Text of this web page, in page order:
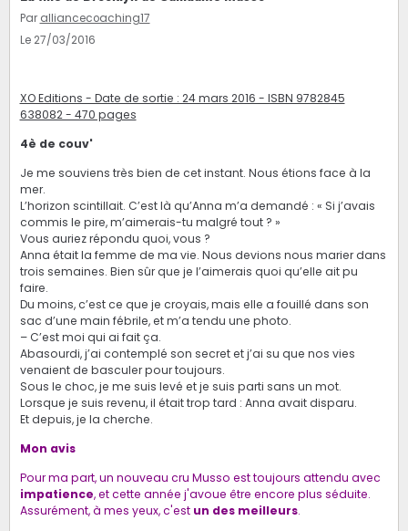
Par alliancecoaching17
Le 27/03/2016
XO Editions - Date de sortie : 24 mars 2016 - ISBN 9782845
638082 - 470 pages
4è de couv'
Je me souviens très bien de cet instant. Nous étions face à la
mer.
L’horizon scintillait. C’est là qu’Anna m’a demandé : « Si j’avais
commis le pire, m’aimerais-tu malgré tout ? »
Vous auriez répondu quoi, vous ?
Anna était la femme de ma vie. Nous devions nous marier dans
trois semaines. Bien sûr que je l’aimerais quoi qu’elle ait pu
faire.
Du moins, c’est ce que je croyais, mais elle a fouillé dans son
sac d’une main fébrile, et m’a tendu une photo.
– C’est moi qui ai fait ça.
Abasourdi, j’ai contemplé son secret et j’ai su que nos vies
venaient de basculer pour toujours.
Sous le choc, je me suis levé et je suis parti sans un mot.
Lorsque je suis revenu, il était trop tard : Anna avait disparu.
Et depuis, je la cherche.
Mon avis
Pour ma part, un nouveau cru Musso est toujours attendu avec
impatience, et cette année j'avoue être encore plus séduite.
Assurément, à mes yeux, c'est un des meilleurs.